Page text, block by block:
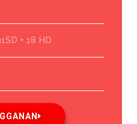
+ 18 HD